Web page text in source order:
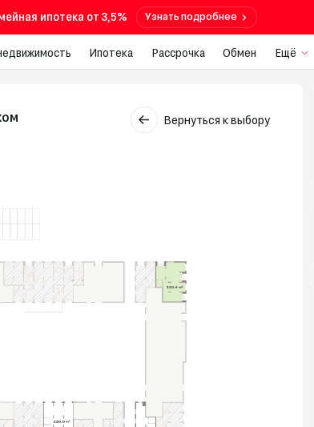
ипотека от 3,5% Узнать подробнее
Ипотека Рассрочка Обмен Ещё
Вернуться к выбору